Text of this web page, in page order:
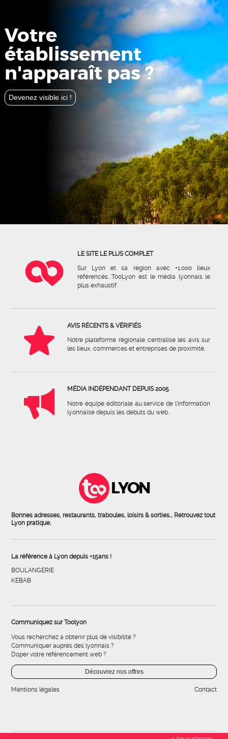
Votre
établissement
n'apparaît pas ?
Devenez visible ici !
LE SITE LE PLUS COMPLET
Sur Lyon et sa région avec +1.000 lieux
référencés. TooLyon est le média lyonnais le
plus exhaustif.
AVIS RÉCENTS & VÉRIFIÉS
Notre plateforme régionale centralise les avis sur
les lieux, commerces et entreprises de proximité.
MÉDIA INDÉPENDANT DEPUIS 2005
Notre équipe éditoriale au service de l'information
lyonnaise depuis les débuts du web.
LYON
Bonnes adresses, restaurants, traboules, loisirs & sorties... Retrouvez tout
Lyon pratique.
La référence à Lyon depuis +15ans !
BOULANGERIE
KEBAB
Communiquez sur Toolyon
Vous recherchez à obtenir plus de visibilité ?
Communiquer auprès des lyonnais ?
Doper votre référencement web ?
Découvrez nos offres
Mentions légales Contact